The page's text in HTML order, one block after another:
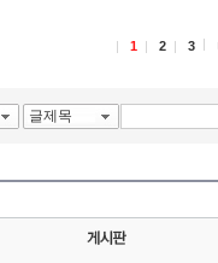
1 2 3
글제목